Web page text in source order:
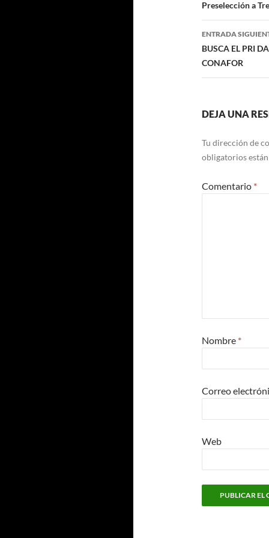
entradas
Preselección a
ENTRADA
BUSCA EL PRI
CONAFOR
DEJA UNA
Tu dirección de
obligatorios
Comentario *
Nombre *
Correo
Web